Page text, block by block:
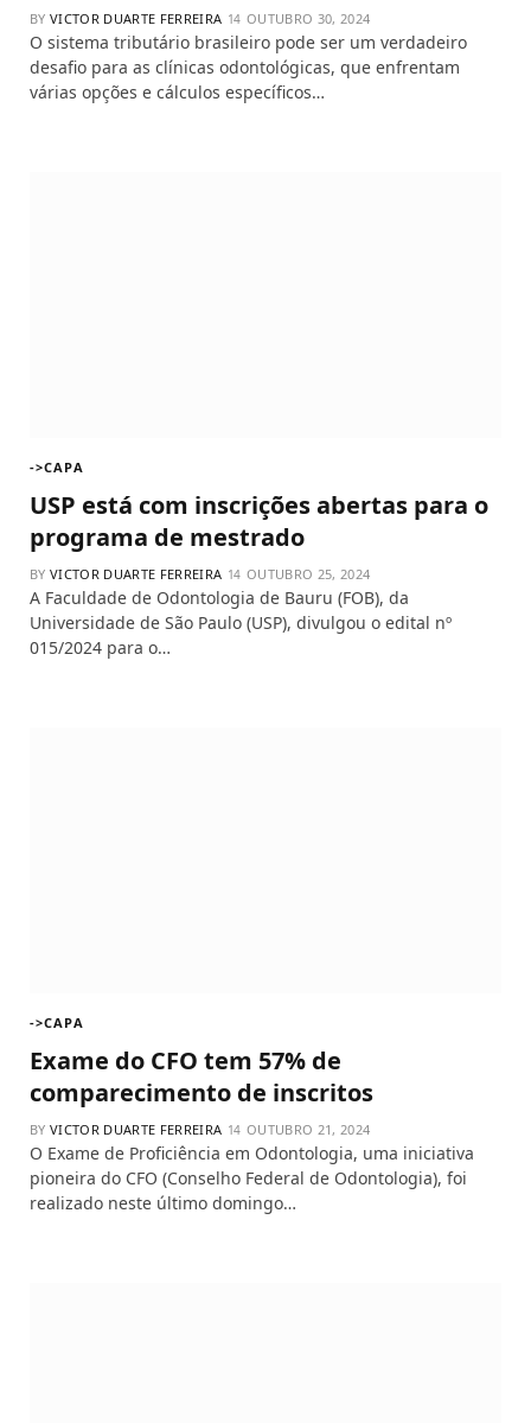
BY VICTOR DUARTE FERREIRA OUTUBRO 30, 2024
O sistema tributário brasileiro pode ser um verdadeiro
desafio para as clínicas odontológicas, que enfrentam
várias opções e cálculos específicos…
->CAPA
USP está com inscrições abertas para o
programa de mestrado
BY VICTOR DUARTE FERREIRA OUTUBRO 25, 2024
A Faculdade de Odontologia de Bauru (FOB), da
Universidade de São Paulo (USP), divulgou o edital nº
015/2024 para o…
->CAPA
Exame do CFO tem 57% de
comparecimento de inscritos
BY VICTOR DUARTE FERREIRA OUTUBRO 21, 2024
O Exame de Proficiência em Odontologia, uma iniciativa
pioneira do CFO (Conselho Federal de Odontologia), foi
realizado neste último domingo…